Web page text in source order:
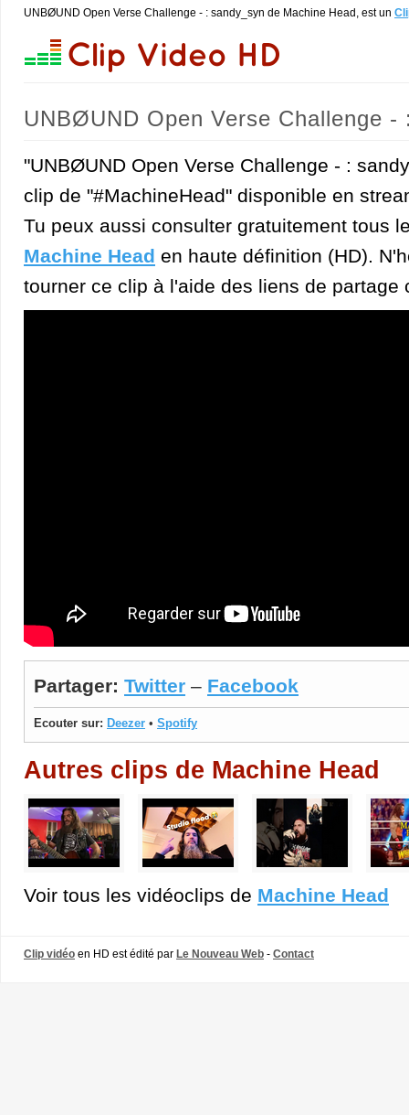
UNBØUND Open Verse Challenge - : sandy_syn de Machine Head, est un
UNBØUND Open Verse Challenge
"UNBØUND Open Verse Challenge - :
clip de "#MachineHead" disponible en
Tu peux aussi consulter gratuitement tous
Machine Head en haute définition (HD).
tourner ce clip à l'aide des liens de partage
Partager: Twitter – Facebook
Ecouter sur: Deezer • Spotify
Autres clips de Machine Head
Voir tous les vidéoclips de Machine Head
Clip vidéo en HD est édité par Le Nouveau Web - Contact